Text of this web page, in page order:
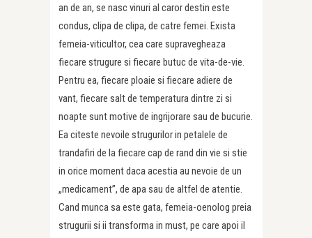
an de an, se nasc vinuri al caror destin este
condus, clipa de clipa, de catre femei. Exista
femeia-viticultor, cea care supravegheaza
fiecare strugure si fiecare butuc de vita-de-vie.
Pentru ea, fiecare ploaie si fiecare adiere de
vant, fiecare salt de temperatura dintre zi si
noapte sunt motive de ingrijorare sau de bucurie.
Ea citeste nevoile strugurilor in petalele de
trandafiri de la fiecare cap de rand din vie si stie
in orice moment daca acestia au nevoie de un
„medicament”, de apa sau de altfel de atentie.
Cand munca sa este gata, femeia-oenolog preia
strugurii si ii transforma in must, pe care apoi il